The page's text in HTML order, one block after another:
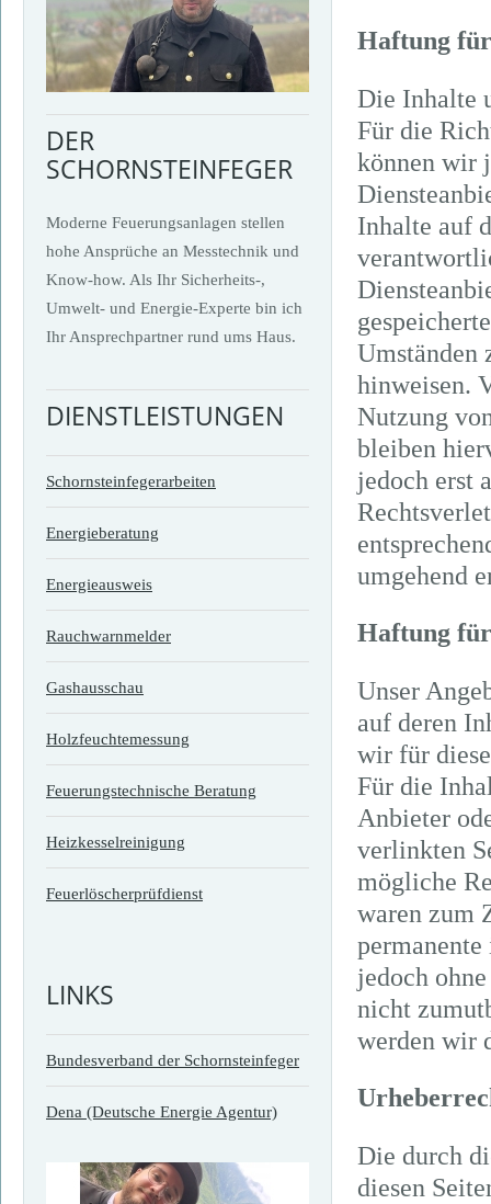
DER
SCHORNSTEINFEGER
Moderne Feuerungsanlagen stellen
hohe Ansprüche an Messtechnik und
Know-how. Als Ihr Sicherheits-,
Umwelt- und Energie-Experte bin ich
Ihr Ansprechpartner rund ums Haus.
DIENSTLEISTUNGEN
Schornsteinfegerarbeiten
Energieberatung
Energieausweis
Rauchwarnmelder
Gashausschau
Holzfeuchtemessung
Feuerungstechnische Beratung
Heizkesselreinigung
Feuerlöscherprüfdienst
LINKS
Bundesverband der Schornsteinfeger
Dena (Deutsche Energie Agentur)
Haftung
Die Inhalte
Für die
können wir
Inhalte auf
Umständen
hinweisen.
Nutzung
bleiben
jedoch erst
umgehend
Haftung
Unser
auf deren
wir für
Für die
Anbieter
verlinkten
mögliche
waren zum
jedoch
nicht
werden wir
Die durch
diesen